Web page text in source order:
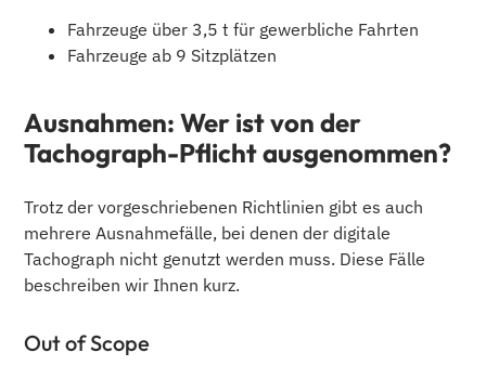
Fahrzeuge über 3,5 t für gewerbliche Fahrten
Fahrzeuge ab 9 Sitzplätzen
Ausnahmen: Wer ist von der
Tachograph-Pflicht ausgenommen?
Trotz der vorgeschriebenen Richtlinien gibt es auch
mehrere Ausnahmefälle, bei denen der digitale
Tachograph nicht genutzt werden muss. Diese Fälle
beschreiben wir Ihnen kurz.
Out of Scope